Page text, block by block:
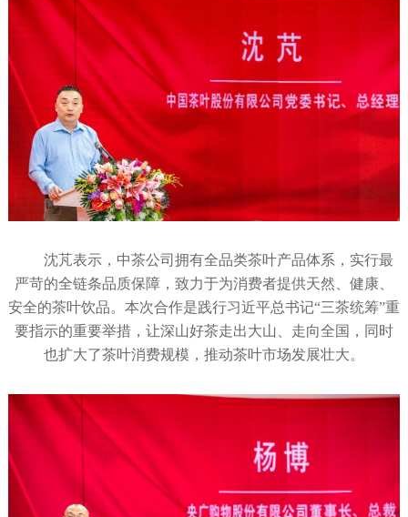
沈芃表示，中茶公司拥有全品类茶叶产品体系，实行最
严苛的全链条品质保障，致力于为消费者提供天然、健康、
安全的茶叶饮品。本次合作是践行习近平总书记“三茶统筹”重
要指示的重要举措，让深山好茶走出大山、走向全国，同时
也扩大了茶叶消费规模，推动茶叶市场发展壮大。